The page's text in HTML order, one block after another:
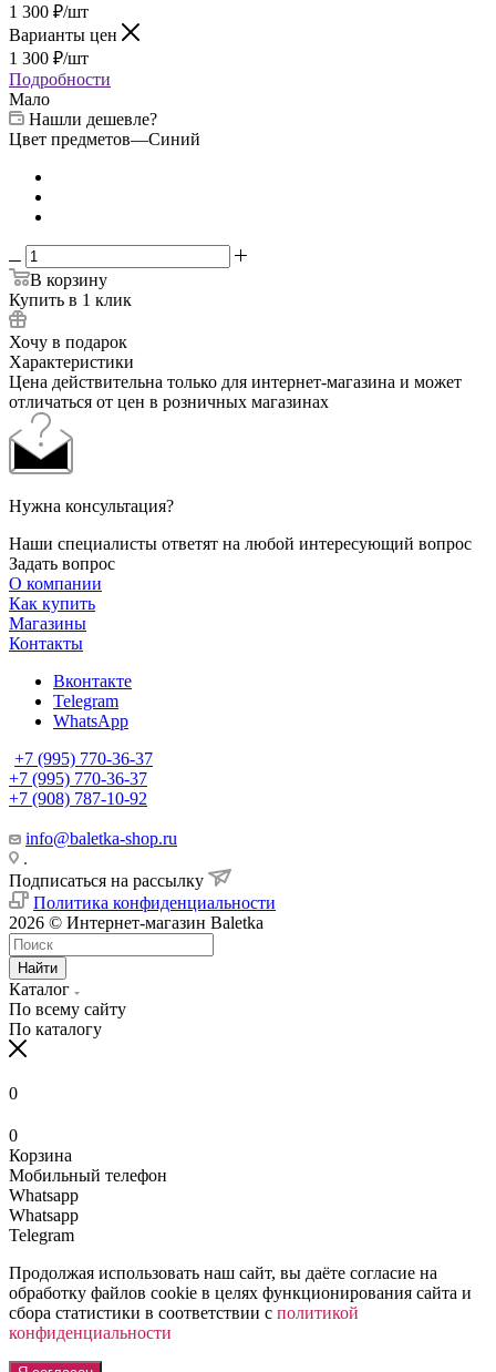
1 300 ₽/шт
Варианты цен
1 300 ₽/шт
Подробности
Мало
Нашли дешевле?
Цвет предметов—Синий
В корзину
Купить в 1 клик
Хочу в подарок
Характеристики
Цена действительна только для интернет-магазина и может
отличаться от цен в розничных магазинах
Нужна консультация?
Наши специалисты ответят на любой интересующий вопрос
Задать вопрос
О компании
Как купить
Магазины
Контакты
Вконтакте
Telegram
WhatsApp
+7 (995) 770-36-37
+7 (995) 770-36-37
+7 (908) 787-10-92
info@baletka-shop.ru
.
Подписаться на рассылку
Политика конфиденциальности
2026 © Интернет-магазин Baletka
Найти
Каталог
По всему сайту
По каталогу
0
0
Корзина
Мобильный телефон
Whatsapp
Whatsapp
Telegram
Продолжая использовать наш сайт, вы даёте согласие на
обработку файлов cookie в целях функционирования сайта и
сбора статистики в соответствии с политикой
конфиденциальности